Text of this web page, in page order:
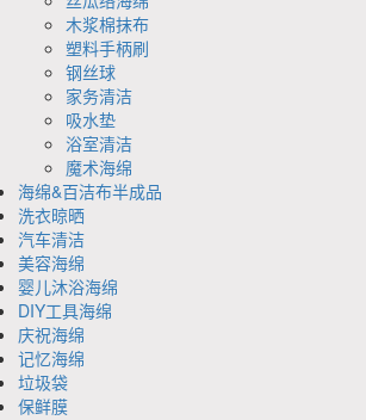
木浆棉抹布
塑料手柄刷
钢丝球
家务清洁
吸水垫
浴室清洁
魔术海绵
海绵&百洁布半成品
洗衣晾晒
汽车清洁
美容海绵
婴儿沐浴海绵
DIY工具海绵
庆祝海绵
记忆海绵
垃圾袋
保鲜膜